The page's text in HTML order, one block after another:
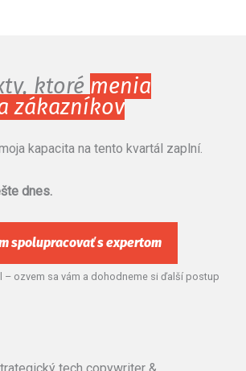
ktoré menia
zákazníkov
kapacita na tento kvartál zaplní.
dnes.
spolupracovať s expertom
– ozvem sa vám a dohodneme si ďalší postup